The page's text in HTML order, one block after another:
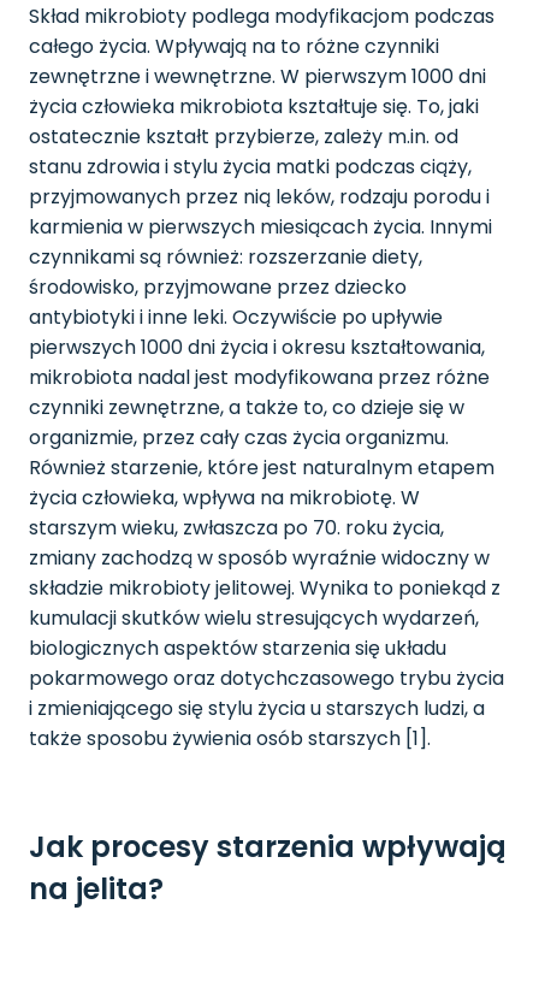
Skład mikrobioty podlega modyfikacjom podczas
całego życia. Wpływają na to różne czynniki
zewnętrzne i wewnętrzne. W pierwszym 1000 dni
życia człowieka mikrobiota kształtuje się. To, jaki
ostatecznie kształt przybierze, zależy m.in. od
stanu zdrowia i stylu życia matki podczas ciąży,
przyjmowanych przez nią leków, rodzaju porodu i
karmienia w pierwszych miesiącach życia. Innymi
czynnikami są również: rozszerzanie diety,
środowisko, przyjmowane przez dziecko
antybiotyki i inne leki. Oczywiście po upływie
pierwszych 1000 dni życia i okresu kształtowania,
mikrobiota nadal jest modyfikowana przez różne
czynniki zewnętrzne, a także to, co dzieje się w
organizmie, przez cały czas życia organizmu.
Również starzenie, które jest naturalnym etapem
życia człowieka, wpływa na mikrobiotę. W
starszym wieku, zwłaszcza po 70. roku życia,
zmiany zachodzą w sposób wyraźnie widoczny w
składzie mikrobioty jelitowej. Wynika to poniekąd z
kumulacji skutków wielu stresujących wydarzeń,
biologicznych aspektów starzenia się układu
pokarmowego oraz dotychczasowego trybu życia
i zmieniającego się stylu życia u starszych ludzi, a
także sposobu żywienia osób starszych [1].
Jak procesy starzenia wpływają
na jelita?